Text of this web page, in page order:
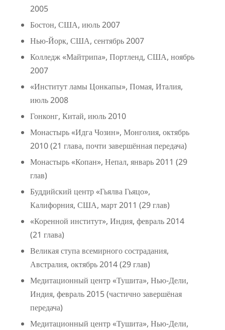
2005
Бостон, США, июль 2007
Нью-Йорк, США, сентябрь 2007
Колледж «Майтрипа», Портленд, США, ноябрь
2007
«Институт ламы Цонкапы», Помая, Италия,
июль 2008
Гонконг, Китай, июль 2010
Монастырь «Идга Чозин», Монголия, октябрь
2010 (21 глава, почти завершённая передача)
Монастырь «Копан», Непал, январь 2011 (29
глав)
Буддийский центр «Гьялва Гьяцо»,
Калифорния, США, март 2011 (29 глав)
«Коренной институт», Индия, февраль 2014
(21 глава)
Великая ступа всемирного сострадания,
Австралия, октябрь 2014 (29 глав)
Медитационный центр «Тушита», Нью-Дели,
Индия, февраль 2015 (частично завершёная
передача)
Медитационный центр «Тушита», Нью-Дели,